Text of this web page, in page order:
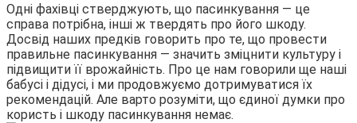
Одні фахівці стверджують, що пасинкування — це
справа потрібна, інші ж твердять про його шкоду.
Досвід наших предків говорить про те, що провести
правильне пасинкування — значить зміцнити культуру і
підвищити її врожайність. Про це нам говорили ще наші
бабусі і дідусі, і ми продовжуємо дотримуватися їх
рекомендацій. Але варто розуміти, що єдиної думки про
користь і шкоду пасинкування немає.